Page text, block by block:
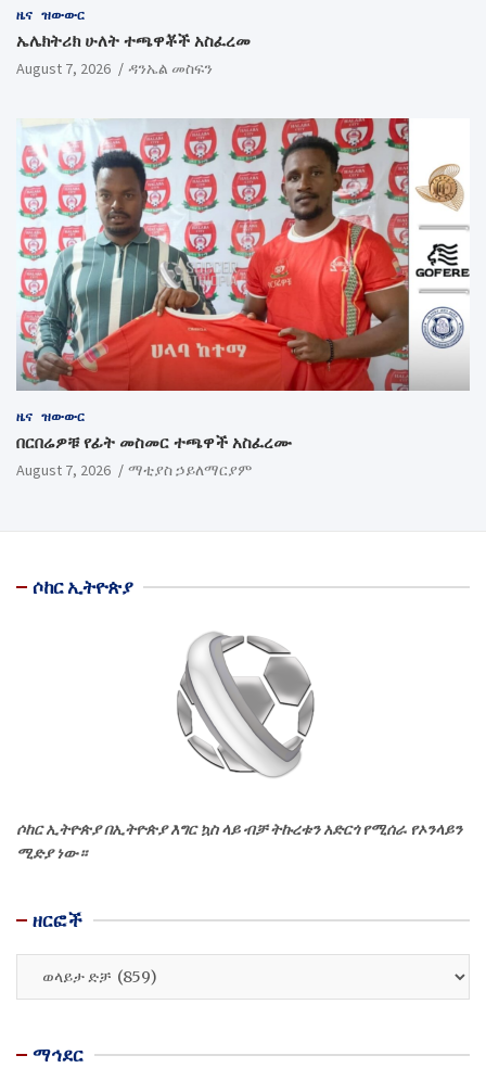
ዜና ዝውውር
ኤሌክትሪክ ሁለት ተጫዋቾች አስፈረመ
August 7, 2026 ዳንኤል መስፍን
ዜና ዝውውር
በርበሬዎቹ የፊት መስመር ተጫዋች አስፈረሙ
August 7, 2026 ማቲያስ ኃይለማርያም
ሶከር ኢትዮጵያ
ሶከር ኢትዮጵያ በኢትዮጵያ እግር ኳስ ላይ ብቻ ትኩረቱን አድርጎ የሚሰራ የኦንላይን
ሚድያ ነው።
ዘርፎች
ማኅደር